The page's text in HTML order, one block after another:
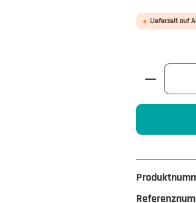
Lieferzeit auf
Produkt